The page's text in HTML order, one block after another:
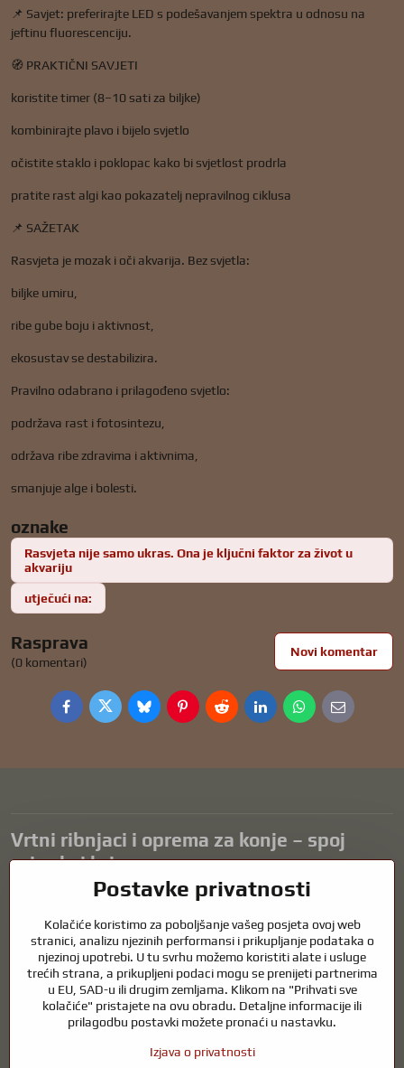
📌 Savjet: preferirajte LED s podešavanjem spektra u odnosu na
jeftinu fluorescenciju.
🧭 PRAKTIČNI SAVJETI
koristite timer (8–10 sati za biljke)
kombinirajte plavo i bijelo svjetlo
očistite staklo i poklopac kako bi svjetlost prodrla
pratite rast algi kao pokazatelj nepravilnog ciklusa
📌 SAŽETAK
Rasvjeta je mozak i oči akvarija. Bez svjetla:
biljke umiru,
ribe gube boju i aktivnost,
ekosustav se destabilizira.
Pravilno odabrano i prilagođeno svjetlo:
podržava rast i fotosintezu,
održava ribe zdravima i aktivnima,
smanjuje alge i bolesti.
oznake
Rasvjeta nije samo ukras. Ona je ključni faktor za život u
akvariju
utječući na:
Rasprava
(0 komentari)
Novi komentar
FacebookTwitterBlueskyPinterestRedditLinkedInWhatsApp
E-
mail
Vrtni ribnjaci i oprema za konje – spoj
prirode i brige
Vrtni ribnjaci prekrasan su dodatak svakom eksterijeru i stvaraju
skladno okruženje za opuštanje i život vodenih životinja. Pravilna
tehnologija, filtracija i redovito održavanje ključni su za čistu vodu i
zdrav ribnjak tijekom cijele godine. Jednako važna je briga o
životinjama koje su dio naših života.
Konjima je potrebna visokokvalitetna oprema za jahanje, pravilna
prehrana i odgovorna briga kako bi bili zdravi, jaki i zadovoljni. Bilo da
stvoriti okruženje koje podržava prirodnu ravnotežu, sigurnost i
Postavke privatnosti
Kolačiće koristimo za poboljšanje vašeg posjeta ovoj web
stranici, analizu njezinih performansi i prikupljanje podataka o
njezinoj upotrebi. U tu svrhu možemo koristiti alate i usluge
trećih strana, a prikupljeni podaci mogu se prenijeti partnerima
u EU, SAD-u ili drugim zemljama. Klikom na "Prihvati sve
kolačiće" pristajete na ovu obradu. Detaljne informacije ili
prilagodbu postavki možete pronaći u nastavku.
Izjava o privatnosti